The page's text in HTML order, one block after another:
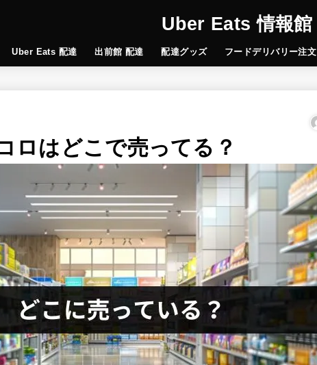
Uber Eats 情報館
Uber Eats 配達 出前館 配達 配達グッズ フードデリバリー注文
ロはどこで売ってる？